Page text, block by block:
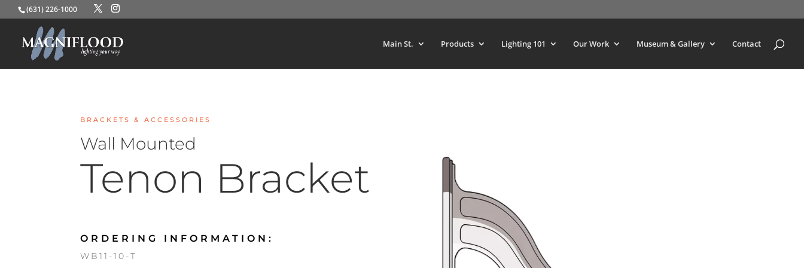
(631) 226-1000
Main St. Products Lighting 101 Our Work Museum & Gallery Contact
BRACKETS & ACCESSORIES
Wall Mounted
Tenon Bracket
ORDERING INFORMATION:
WB11-10-T